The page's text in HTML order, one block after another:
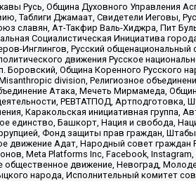
Русь, Община Духовного Управления
Таблиги Джамаат, Свидетели Иеговы,
Ат-Такфир Валь-Хиджра, Пит
Социалистическая Инициатива
Инглингов, Русский
движения Русское
Боровский, Община Коренного Русского
division, Религиозное
Атака, Мечеть Мирмамеда,
РЕВТАТПОД, Артподготовка,
Каракольская инициативная группа,
единство, Башкорт, Нация и свобода,
Фонд защиты прав граждан, Штабы
движение Адат, Народный совет
Meta Platforms Inc, Facebook,
общественное движение, Невоград,
народа, Исполнительный комитет